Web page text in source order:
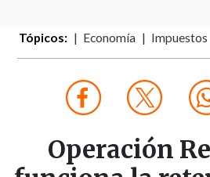
Tópicos: Economía Impuestos
Operación